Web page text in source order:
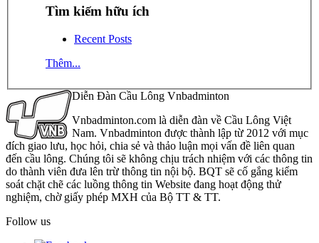
Tìm kiếm hữu ích
Recent Posts
Thêm...
Diễn Đàn Cầu Lông Vnbadminton
Vnbadminton.com là diễn đàn về Cầu Lông Việt
Nam. Vnbadminton được thành lập từ 2012 với mục
đích giao lưu, học hỏi, chia sẻ và thảo luận mọi vấn đề liên quan
đến cầu lông. Chúng tôi sẽ không chịu trách nhiệm với các thông tin
do thành viên đưa lên trừ thông tin nội bộ. BQT sẽ cố gắng kiểm
soát chặt chẽ các luồng thông tin Website đang hoạt động thử
nghiệm, chờ giấy phép MXH của Bộ TT & TT.
Follow us